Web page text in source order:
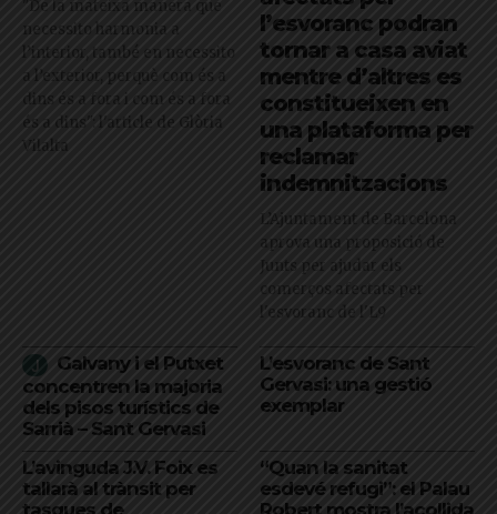
"De la mateixa manera que
necessito harmonia a
l’interior, també en necessito
a l’exterior, perquè com és a
dins és a fora i com és a fora
és a dins": l'article de Glòria
Vilalta
l’esvoranc podran
tornar a casa aviat
mentre d’altres es
constitueixen en
una plataforma per
reclamar
indemnitzacions
L’Ajuntament de Barcelona
aprova una proposició de
Junts per ajudar els
comerços afectats per
l'esvoranc de l'L9
Galvany i el Putxet
concentren la majoria
dels pisos turístics de
Sarrià – Sant Gervasi
L’esvoranc de Sant
Gervasi: una gestió
exemplar
L’avinguda J.V. Foix es
tallarà al trànsit per
tasques de
“Quan la sanitat
esdevé refugi”: el Palau
Robert mostra l’acollida